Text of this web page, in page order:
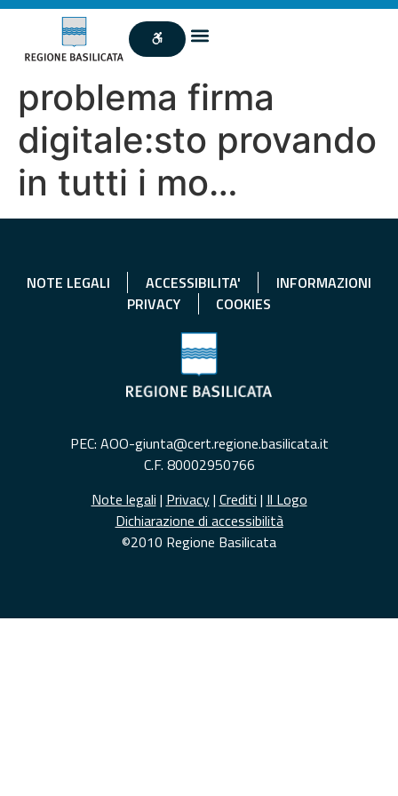
problema firma
digitale:sto provando
in tutti i mo…
NOTE LEGALI ACCESSIBILITA'
INFORMAZIONI
PRIVACY
COOKIES
PEC: AOO-giunta@cert.regione.basilicata.it
C.F. 80002950766
Note legali | Privacy| Crediti | Il Logo
Dichiarazione di accessibilità
©2010 Regione Basilicata